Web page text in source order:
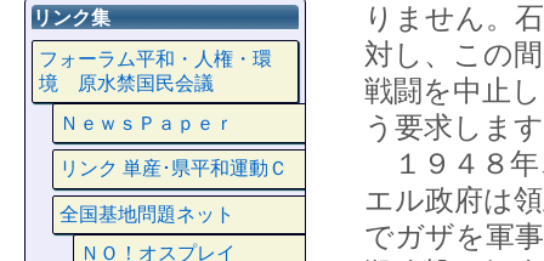
りません。
対し、この
戦闘を中止
う要求しま
１９４８年
エル政府は
でガザを軍
リンク集
フォーラム平和・人権・環
境 原水禁国民会議
ＮｅｗｓＰａｐｅｒ
リンク 単産･県平和運動Ｃ
全国基地問題ネット
ＮＯ！オスプレイ